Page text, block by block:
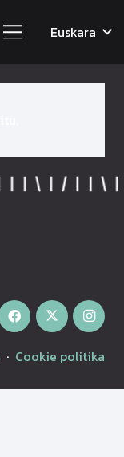
Euskara
· Cookie politika